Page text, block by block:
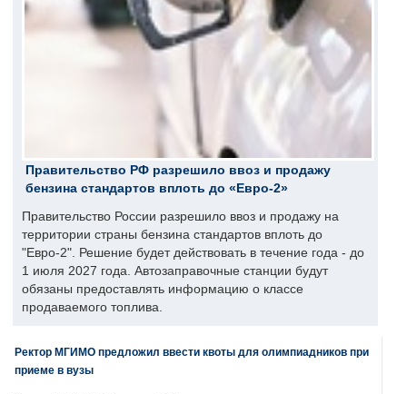
Правительство РФ разрешило ввоз и продажу
бензина стандартов вплоть до «Евро-2»
Правительство России разрешило ввоз и продажу на
территории страны бензина стандартов вплоть до
"Евро-2". Решение будет действовать в течение года - до
1 июля 2027 года. Автозаправочные станции будут
обязаны предоставлять информацию о классе
продаваемого топлива.
Ректор МГИМО предложил ввести квоты для олимпиадников при
приеме в вузы